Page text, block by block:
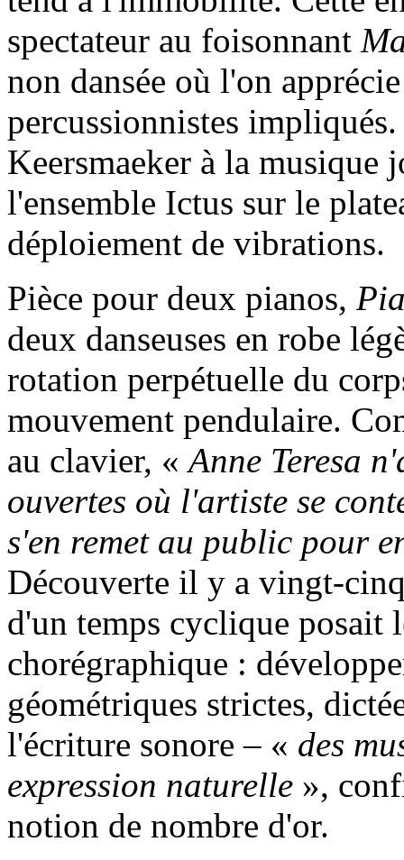
spectateur au foisonnant
non dansée où l'on
percussionnistes
Keersmaeker à la musique
l'ensemble Ictus sur le
déploiement de vibrations.
Pièce pour deux pianos,
deux danseuses en robe
rotation perpétuelle du
mouvement pendulaire.
au clavier, «Anne Teresa
ouvertes où l'artiste se
s'en remet au public pour
Découverte il y a vingt-
d'un temps cyclique posait
chorégraphique :
géométriques strictes,
l'écriture sonore – « des
expression naturelle »,
notion de nombre d'or.